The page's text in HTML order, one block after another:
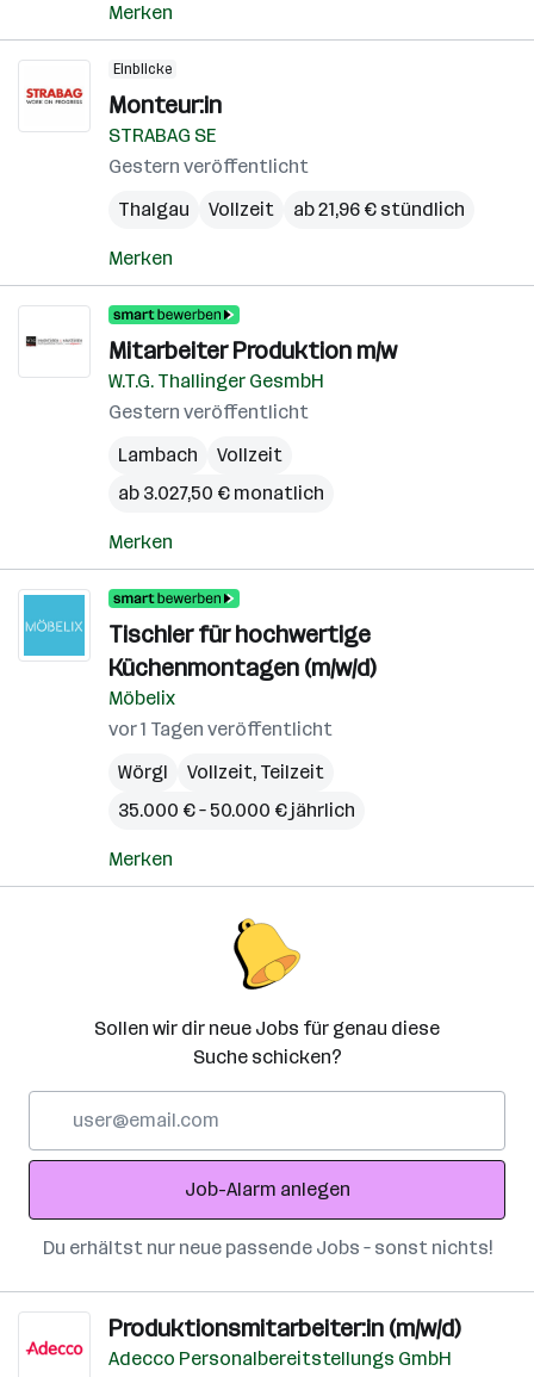
Merken
Einblicke
Monteur:in
STRABAG SE
Gestern veröffentlicht
Thalgau
Vollzeit ab 21,96 € stündlich
Merken
Mitarbeiter Produktion m/w
W.T.G. Thallinger GesmbH
Gestern veröffentlicht
Lambach
Vollzeit
ab 3.027,50 € monatlich
Merken
Tischler für hochwertige
Küchenmontagen (m/w/d)
Möbelix
vor 1 Tagen veröffentlicht
Wörgl
Vollzeit, Teilzeit
35.000 € – 50.000 € jährlich
Merken
Sollen wir dir neue Jobs für genau diese
Suche schicken?
Adresse
Job-Alarm anlegen
Du erhältst nur neue passende Jobs – sonst nichts!
Produktionsmitarbeiter:in (m/w/d)
Adecco Personalbereitstellungs GmbH